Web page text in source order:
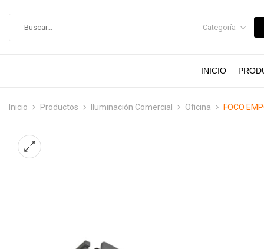
Categoría
INICIO
Inicio Productos Iluminación Comercial Oficina FOCO